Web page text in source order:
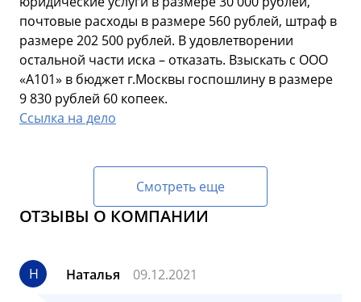
почтовые расходы в размере 560 рублей, штраф в
размере 202 500 рублей. В удовлетворении
остальной части иска – отказать. Взыскать с ООО
«А101» в бюджет г.Москвы госпошлину в размере
9 830 рублей 60 копеек.
Ссылка на дело
Смотреть еще
ОТЗЫВЫ О КОМПАНИИ
Н Наталья 09.12.2021